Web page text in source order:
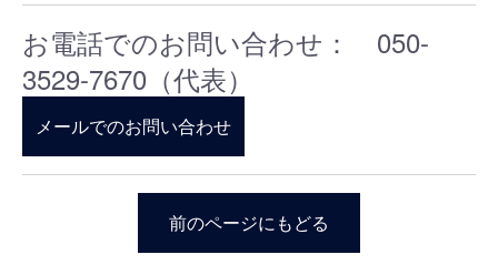
お電話でのお問い合わせ： 050-
3529-7670（代表）
メールでのお問い合わせ
前のページにもどる